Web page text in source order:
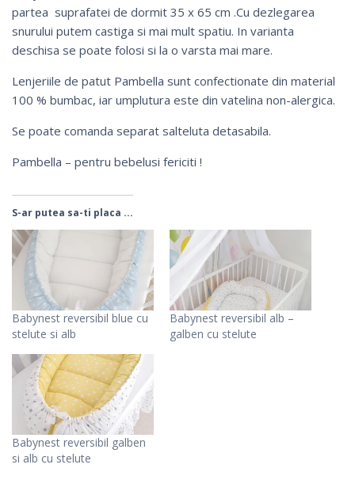
partea suprafatei de dormit 35 x 65 cm .Cu dezlegarea
snurului putem castiga si mai mult spatiu. In varianta
deschisa se poate folosi si la o varsta mai mare.
Lenjeriile de patut Pambella sunt confectionate din material
100 % bumbac, iar umplutura este din vatelina non-alergica.
Se poate comanda separat salteluta detasabila.
Pambella – pentru bebelusi fericiti !
S-ar putea sa-ti placa ...
Babynest reversibil blue cu
stelute si alb
Babynest reversibil alb –
galben cu stelute
Babynest reversibil galben
si alb cu stelute